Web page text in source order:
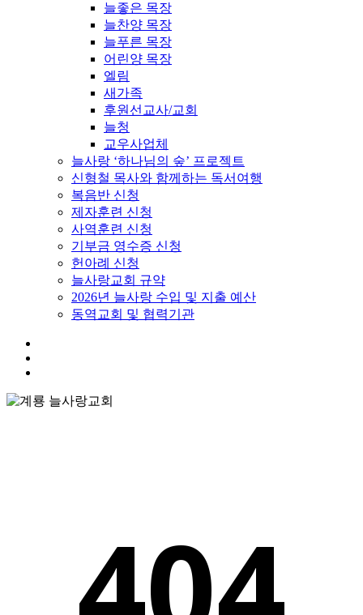
늘좋은 목장
늘찬양 목장
늘푸른 목장
어린양 목장
엘림
새가족
후원선교사/교회
늘청
교우사업체
늘사랑 ‘하나님의 숲’ 프로젝트
신형철 목사와 함께하는 독서여행
복음반 신청
제자훈련 신청
사역훈련 신청
기부금 영수증 신청
헌아례 신청
늘사랑교회 규약
2026년 늘사랑 수입 및 지출 예산
동역교회 및 협력기관